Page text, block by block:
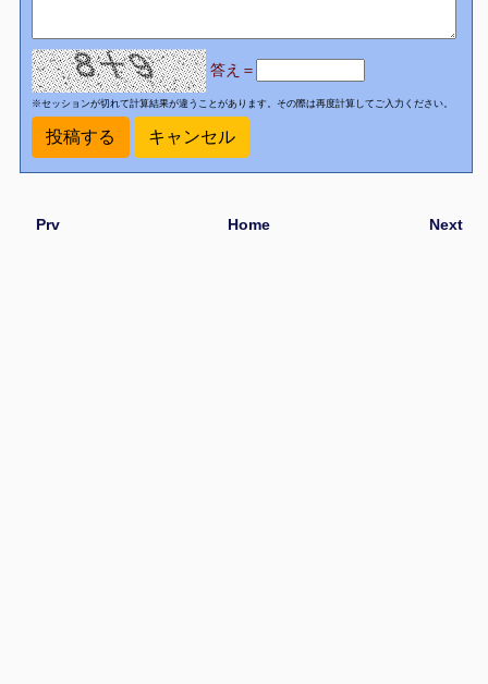
答え＝
※セッションが切れて計算結果が違うことがあります。その際は再度計算してご入力ください。
Prv Next
Home